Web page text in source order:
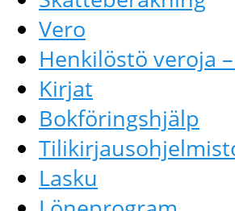
Vero
Henkilöstö veroja
Kirjat
Bokföringshjälp
Lasku